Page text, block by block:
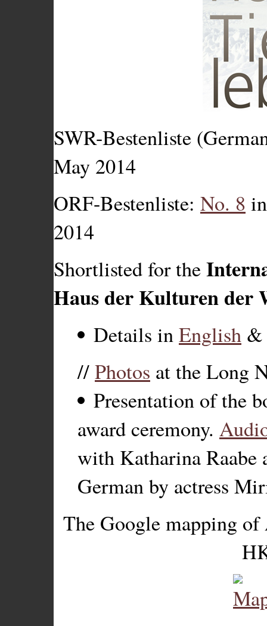
SWR-Bestenliste
May 2014
ORF-Bestenliste: No. 8
2014
Shortlisted for the
Haus der Kulturen der
Details inEnglish
//Photos at the Long
Presentation of the
award ceremony.
with Katharina Raabe
German by actress
The Google mapping